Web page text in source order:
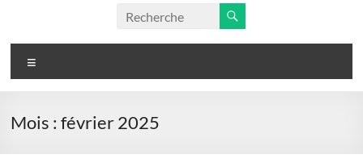
Mois :février 2025